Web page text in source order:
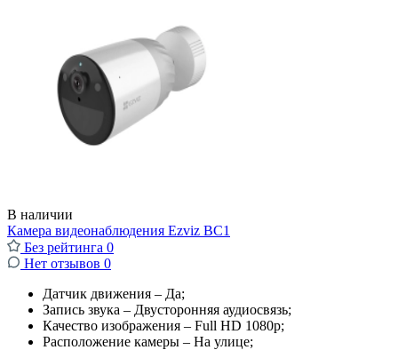
В наличии
Камера видеонаблюдения Ezviz BC1
Без рейтинга 0
Нет отзывов 0
Датчик движения – Да;
Запись звука – Двусторонняя аудиосвязь;
Качество изображения – Full HD 1080p;
Расположение камеры – На улице;